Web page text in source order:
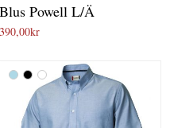
Blus Powell L/Ä
390,00kr